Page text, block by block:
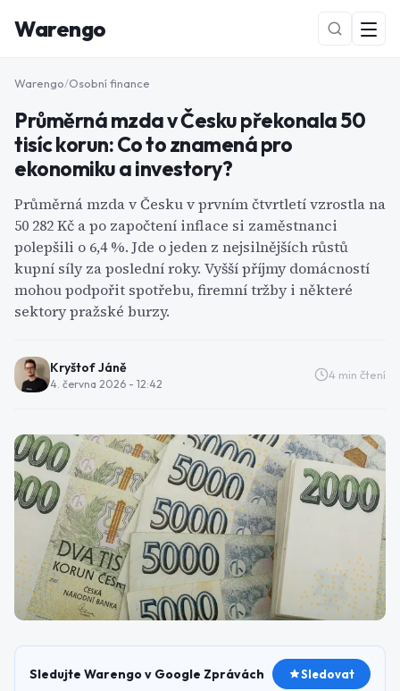
Warengo
NOVÉ
Warengo/Osobní finance
Průměrná mzda v Česku překonala 50
tisíc korun: Co to znamená pro
ekonomiku a investory?
Průměrná mzda v Česku v prvním čtvrtletí vzrostla na
50 282 Kč a po započtení inflace si zaměstnanci
polepšili o 6,4 %. Jde o jeden z nejsilnějších růstů
kupní síly za poslední roky. Vyšší příjmy domácností
mohou podpořit spotřebu, firemní tržby i některé
sektory pražské burzy.
Kryštof Jáně
4. června 2026 - 12:42
4 min čtení
Sledujte Warengo v Google Zprávách Sledovat